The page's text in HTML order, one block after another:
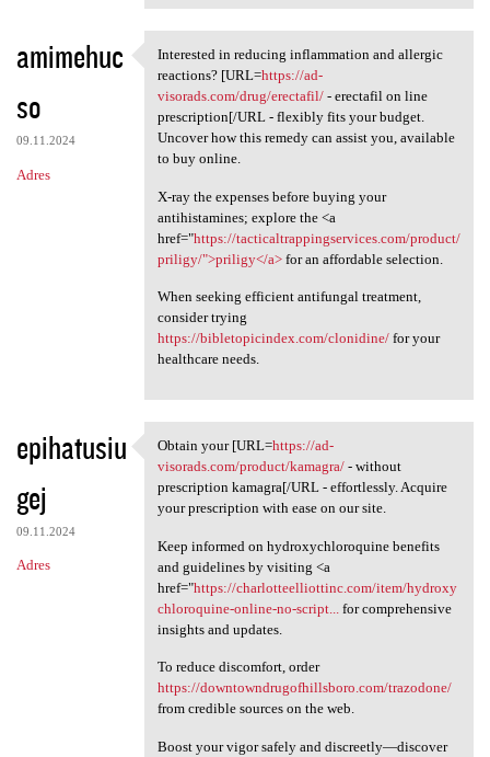
amimehuc
so
09.11.2024
Adres
Interested in reducing
Interested in reducing inflammation and allergic
reactions? [URL=https://ad-
visorads.com/drug/erectafil/- erectafil on line
prescription[/URL - flexibly fits your budget.
Uncover how this remedy can assist you, available
to buy online.
X-ray the expenses before buying your
antihistamines; explore the <a
href="https://tacticaltrappingservices.com/product/
priligy/">priligy</a>for an affordable selection.
When seeking efficient antifungal treatment,
consider trying
https://bibletopicindex.com/clonidine/for your
healthcare needs.
epihatusiu
gej
09.11.2024
Adres
Obtain your [URL=https://ad
Obtain your [URL=https://ad-
visorads.com/product/kamagra/- without
prescription kamagra[/URL - effortlessly. Acquire
your prescription with ease on our site.
Keep informed on hydroxychloroquine benefits
and guidelines by visiting <a
href="https://charlotteelliottinc.com/item/hydroxy
chloroquine-online-no-script...
for comprehensive
insights and updates.
To reduce discomfort, order
https://downtowndrugofhillsboro.com/trazodone/
from credible sources on the web.
Boost your vigor safely and discreetly—discover